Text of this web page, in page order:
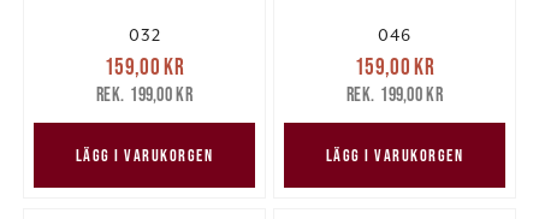
032
Nuvarande pris
159,00 krTidigare pris
199,00 kr
159,00 kr
199,00 kr
LÄGG I VARUKORGEN
046
Nuvarande pris
159,00 krTidigare pris
199,00 kr
159,00 kr
199,00 kr
LÄGG I VARUKORGEN